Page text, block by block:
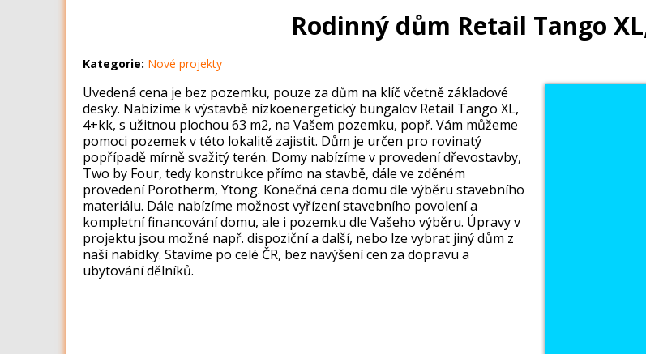
Rodinný dům Retail Tango
Kategorie: Nové projekty
Uvedená cena je bez pozemku, pouze za dům na klíč včetně základové
desky. Nabízíme k výstavbě nízkoenergetický bungalov Retail Tango XL,
4+kk, s užitnou plochou 63 m2, na Vašem pozemku, popř. Vám můžeme
pomoci pozemek v této lokalitě zajistit. Dům je určen pro rovinatý
popřípadě mírně svažitý terén. Domy nabízíme v provedení dřevostavby,
Two by Four, tedy konstrukce přímo na stavbě, dále ve zděném
provedení Porotherm, Ytong. Konečná cena domu dle výběru stavebního
materiálu. Dále nabízíme možnost vyřízení stavebního povolení a
kompletní financování domu, ale i pozemku dle Vašeho výběru. Úpravy v
projektu jsou možné např. dispoziční a další, nebo lze vybrat jiný dům z
naší nabídky. Stavíme po celé ČR, bez navýšení cen za dopravu a
ubytování dělníků.